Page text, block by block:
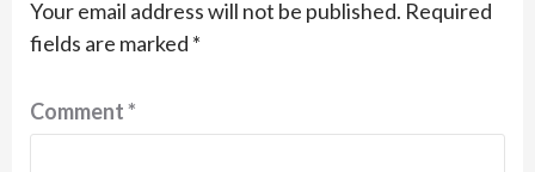
Your email address will not be published. Required
fields are marked *
Comment*